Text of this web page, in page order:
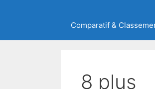
Comparatif &
8 plus